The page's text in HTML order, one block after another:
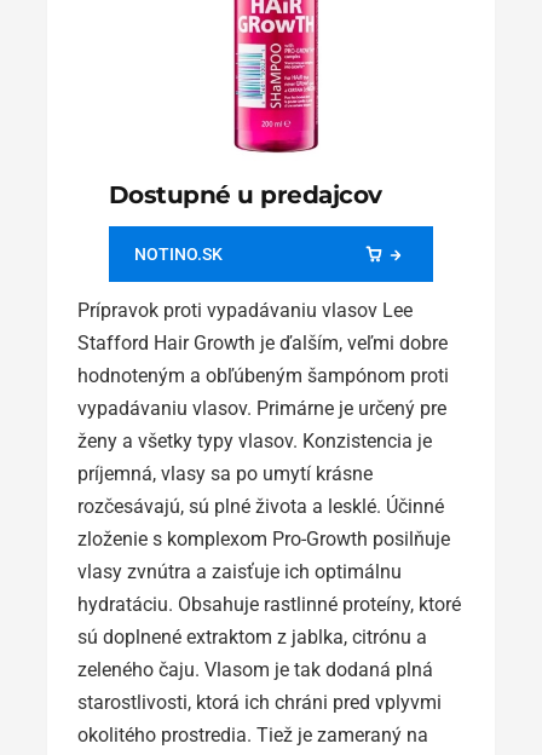
Dostupné u predajcov
NOTINO.SK
Prípravok proti vypadávaniu vlasov Lee
Stafford Hair Growth je ďalším, veľmi dobre
hodnoteným a obľúbeným šampónom proti
vypadávaniu vlasov. Primárne je určený pre
ženy a všetky typy vlasov. Konzistencia je
príjemná, vlasy sa po umytí krásne
rozčesávajú, sú plné života a lesklé. Účinné
zloženie s komplexom Pro-Growth posilňuje
vlasy zvnútra a zaisťuje ich optimálnu
hydratáciu. Obsahuje rastlinné proteíny, ktoré
sú doplnené extraktom z jablka, citrónu a
zeleného čaju. Vlasom je tak dodaná plná
starostlivosti, ktorá ich chráni pred vplyvmi
okolitého prostredia. Tiež je zameraný na